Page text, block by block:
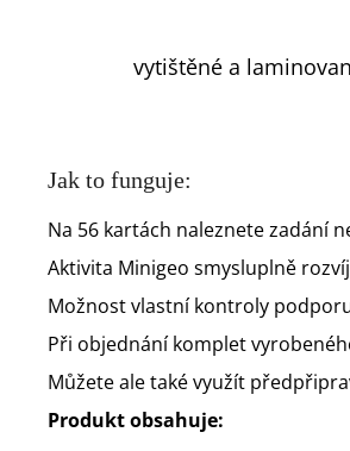
vytištěné a
Jak to funguje:
Na 56 kartách naleznete zadání
Aktivita Minigeo smysluplně
Možnost vlastní kontroly
Při objednání komplet
Můžete ale také využít
Produkt obsahuje: